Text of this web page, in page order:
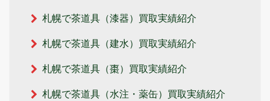
札幌で茶道具（漆器）買取実績紹介
札幌で茶道具（建水）買取実績紹介
札幌で茶道具（棗）買取実績紹介
札幌で茶道具（水注・薬缶）買取実績紹介